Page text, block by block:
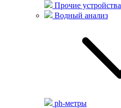
Прочие устройства
Водный анализ
ph-метры